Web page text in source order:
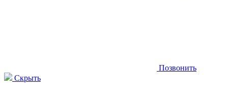
Позвонить
Скрыть